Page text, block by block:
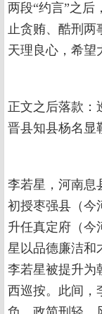
两段“约言”之后
止贪贿、酷刑两
天理良心，希望
正文之后落款：
晋县知县杨名显
李若星，河南息
初授枣强县（今
升任真定府（今
星以品德廉洁和
李若星被提升为
西巡按。此间，